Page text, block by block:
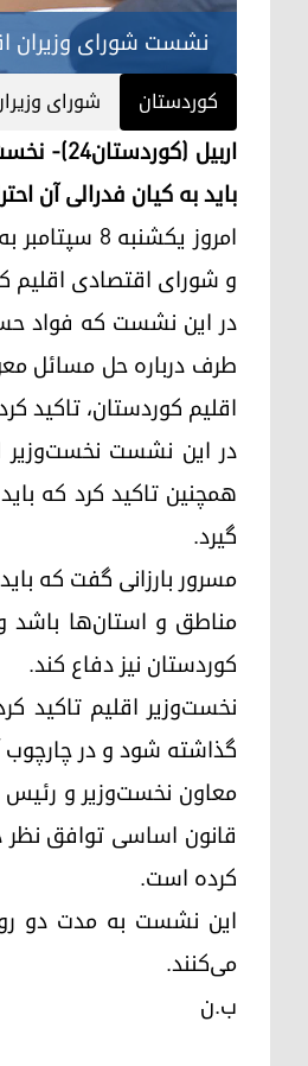
نشست شورای وزیران
کوردستان شورای
اربیل
باید به کیان فدرالی آن
امروز
و شورای اقتصادی اقلیم
در این نشست که فواد
طرف درباره حل مسائل
اقلیم کوردستان، تاکید
در این نشست نخست‌وزیر
همچنین تاکید کرد که
گیرد.
مسرور بارزانی گفت که
مناطق و استان‌ها باشد
کوردستان نیز دفاع کند.
نخست‌وزیر اقلیم تاکید
گذاشته شود و در چارچوب
معاون نخست‌وزیر و رئیس
قانون اساسی توافق
کرده است.
این نشست به مدت دو
می‌کنند.
ب.ن